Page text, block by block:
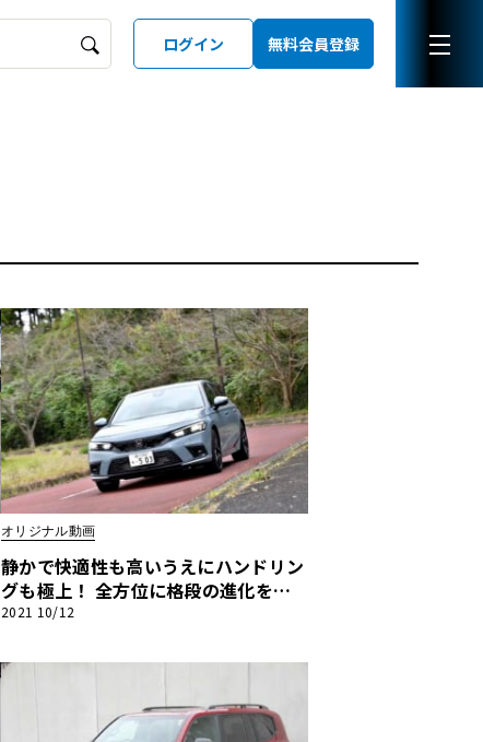
ログイン 無料会員登録
オリジナル動画
静かで快適性も高いうえにハンドリン
グも極上！ 全方位に格段の進化を遂
げた新型「ホンダ シビック」【河口
2021 10/12